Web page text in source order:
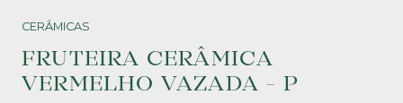
CERÂMICAS
FRUTEIRA CERÂMICA
VERMELHO VAZADA - P